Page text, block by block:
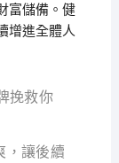
富儲備。健
增進全體人
挽救你
，讓後續